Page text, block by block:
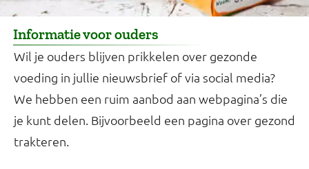
Informatie voor ouders
Wil je ouders blijven prikkelen over gezonde
voeding in jullie nieuwsbrief of via social media?
We hebben een ruim aanbod aan webpagina’s die
je kunt delen. Bijvoorbeeld een pagina over gezond
trakteren.